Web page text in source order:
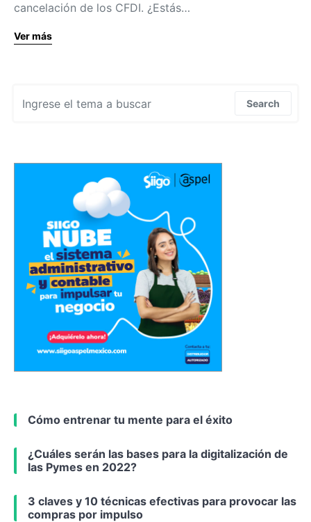
cancelación de los CFDI. ¿Estás…
Ver más
Search
Cómo entrenar tu mente para el éxito
¿Cuáles serán las bases para la digitalización de
las Pymes en 2022?
3 claves y 10 técnicas efectivas para provocar las
compras por impulso